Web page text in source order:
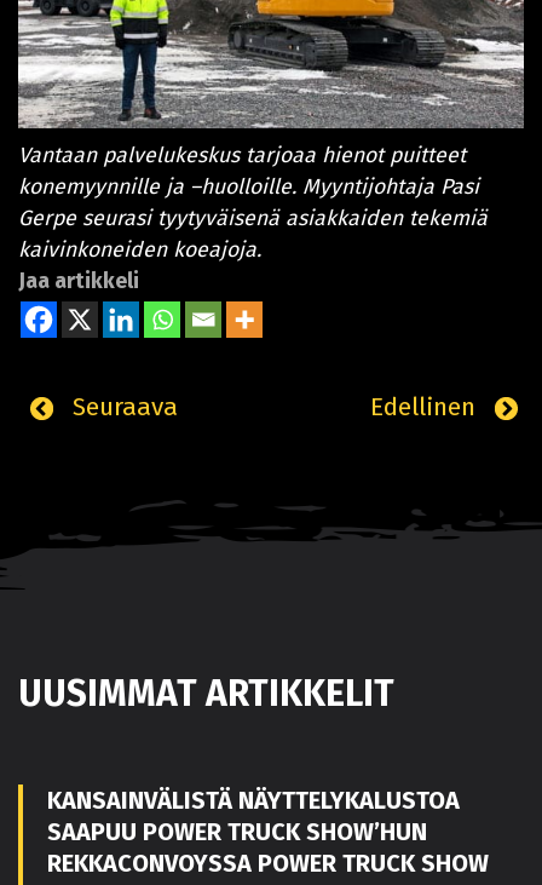
Vantaan palvelukeskus tarjoaa hienot puitteet
konemyynnille ja –huolloille. Myyntijohtaja Pasi
Gerpe seurasi tyytyväisenä asiakkaiden tekemiä
kaivinkoneiden koeajoja.
Jaa artikkeli
Edellinen
Seuraava
UUSIMMAT ARTIKKELIT
KANSAINVÄLISTÄ NÄYTTELYKALUSTOA
SAAPUU POWER TRUCK SHOW’HUN
REKKACONVOYSSA POWER TRUCK SHOW